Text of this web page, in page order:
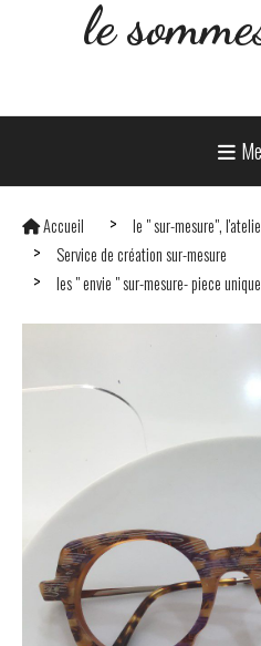
le
Accueil
le " sur-mesure",
Service de création sur-mesure
les " envie " sur-mesure- piece unique